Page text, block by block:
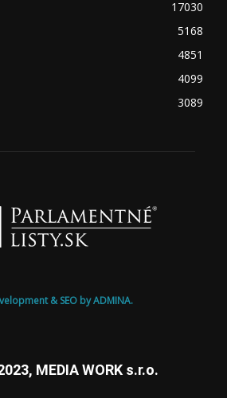
17030
5168
4851
4099
3089
& SEO by ADMINA.
MEDIA WORK s.r.o.